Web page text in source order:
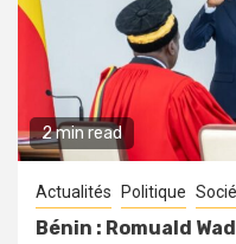
2 min read
Actualités Politique
Bénin : Romuald